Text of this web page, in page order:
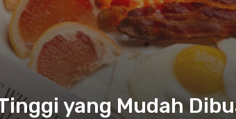
yang Mudah